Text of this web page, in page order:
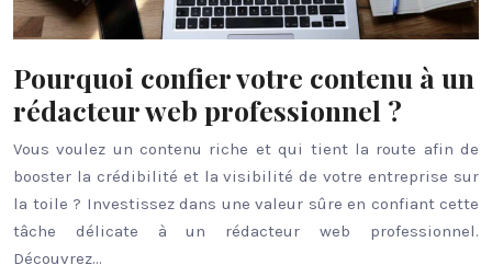
Pourquoi confier votre contenu à un
rédacteur web professionnel ?
Vous voulez un contenu riche et qui tient la route afin de
booster la crédibilité et la visibilité de votre entreprise sur
la toile ? Investissez dans une valeur sûre en confiant cette
tâche délicate à un rédacteur web professionnel.
Découvrez…